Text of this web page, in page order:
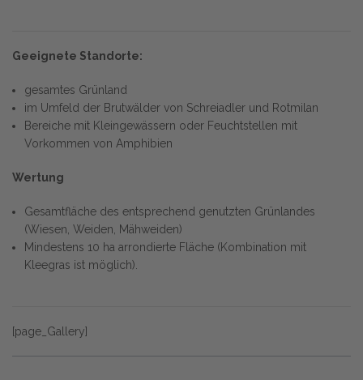
Geeignete Standorte:
gesamtes Grünland
im Umfeld der Brutwälder von Schreiadler und Rotmilan
Bereiche mit Kleingewässern oder Feuchtstellen mit
Vorkommen von Amphibien
Wertung
Gesamtfläche des entsprechend genutzten Grünlandes
(Wiesen, Weiden, Mähweiden)
Mindestens 10 ha arrondierte Fläche (Kombination mit
Kleegras ist möglich).
[page_Gallery]